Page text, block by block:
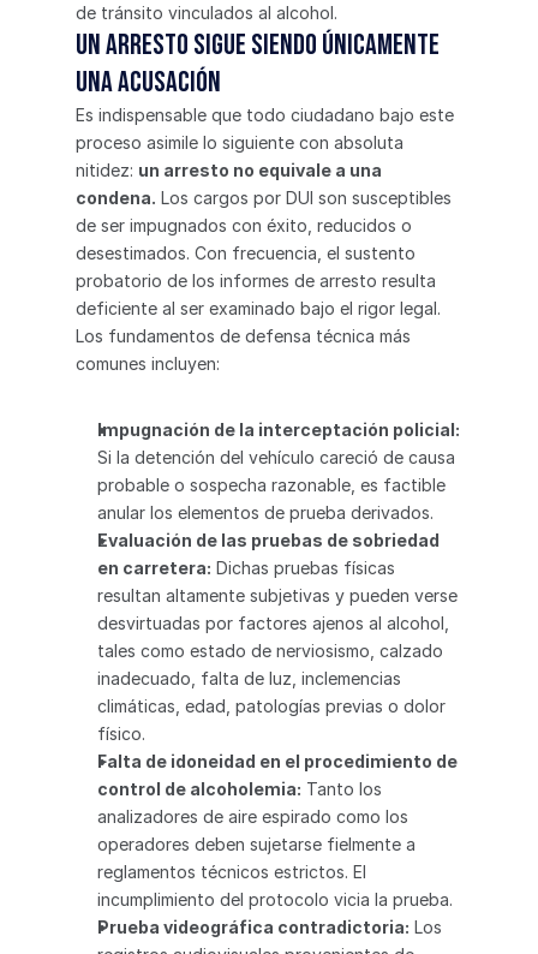
de tránsito vinculados al alcohol.
Un arresto sigue siendo únicamente
una acusación
Es indispensable que todo ciudadano bajo este
proceso asimile lo siguiente con absoluta
nitidez: un arresto no equivale a una
condena. Los cargos por DUI son susceptibles
de ser impugnados con éxito, reducidos o
desestimados. Con frecuencia, el sustento
probatorio de los informes de arresto resulta
deficiente al ser examinado bajo el rigor legal.
Los fundamentos de defensa técnica más
comunes incluyen:
Impugnación de la interceptación policial:
Si la detención del vehículo careció de causa
probable o sospecha razonable, es factible
anular los elementos de prueba derivados.
Evaluación de las pruebas de sobriedad
en carretera: Dichas pruebas físicas
resultan altamente subjetivas y pueden verse
desvirtuadas por factores ajenos al alcohol,
tales como estado de nerviosismo, calzado
inadecuado, falta de luz, inclemencias
climáticas, edad, patologías previas o dolor
físico.
Falta de idoneidad en el procedimiento de
control de alcoholemia: Tanto los
analizadores de aire espirado como los
operadores deben sujetarse fielmente a
reglamentos técnicos estrictos. El
incumplimiento del protocolo vicia la prueba.
Prueba videográfica contradictoria: Los